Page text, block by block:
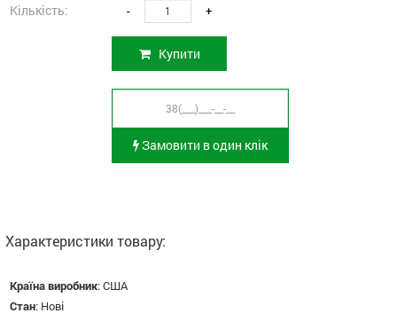
Кількість: - +
Купити
Замовити в один клік
Характеристики товару:
Країна виробник:США
Стан: Нові